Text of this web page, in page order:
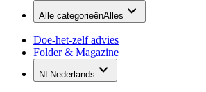
Alle categorieënAlles
Doe-het-zelf advies
Folder & Magazine
NLNederlands